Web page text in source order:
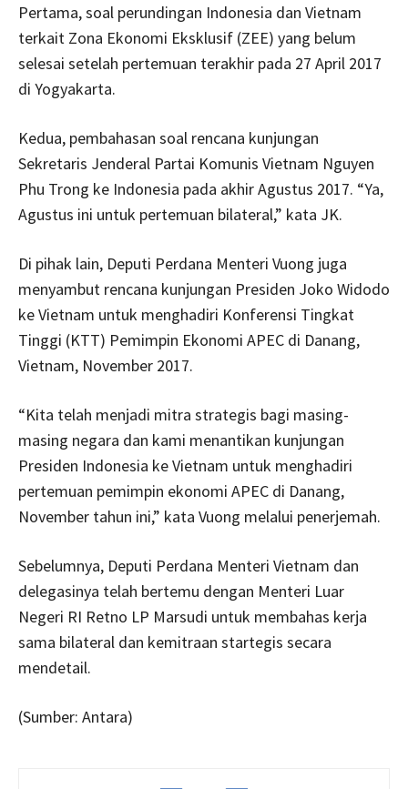
Pertama, soal perundingan Indonesia dan Vietnam
terkait Zona Ekonomi Eksklusif (ZEE) yang belum
selesai setelah pertemuan terakhir pada 27 April 2017
di Yogyakarta.
Kedua, pembahasan soal rencana kunjungan
Sekretaris Jenderal Partai Komunis Vietnam Nguyen
Phu Trong ke Indonesia pada akhir Agustus 2017. “Ya,
Agustus ini untuk pertemuan bilateral,” kata JK.
Di pihak lain, Deputi Perdana Menteri Vuong juga
menyambut rencana kunjungan Presiden Joko Widodo
ke Vietnam untuk menghadiri Konferensi Tingkat
Tinggi (KTT) Pemimpin Ekonomi APEC di Danang,
Vietnam, November 2017.
“Kita telah menjadi mitra strategis bagi masing-
masing negara dan kami menantikan kunjungan
Presiden Indonesia ke Vietnam untuk menghadiri
pertemuan pemimpin ekonomi APEC di Danang,
November tahun ini,” kata Vuong melalui penerjemah.
Sebelumnya, Deputi Perdana Menteri Vietnam dan
delegasinya telah bertemu dengan Menteri Luar
Negeri RI Retno LP Marsudi untuk membahas kerja
sama bilateral dan kemitraan startegis secara
mendetail.
(Sumber: Antara)